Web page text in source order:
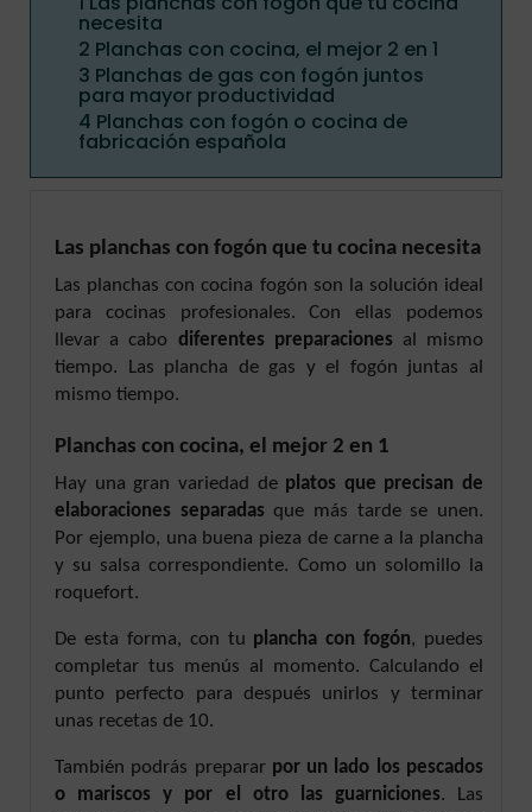
necesita
2 Planchas con cocina, el mejor 2 en 1
3 Planchas de gas con fogón juntos
para mayor productividad
4 Planchas con fogón o cocina de
fabricación española
Las planchas con fogón que tu cocina necesita
Las planchas con cocina fogón son la solución ideal
para cocinas profesionales. Con ellas podemos
llevar a cabo diferentes preparaciones al mismo
tiempo. Las plancha de gas y el fogón juntas al
mismo tiempo.
Planchas con cocina, el mejor 2 en 1
Hay una gran variedad de platos que precisan de
elaboraciones separadas que más tarde se unen.
Por ejemplo, una buena pieza de carne a la plancha
y su salsa correspondiente. Como un solomillo la
roquefort.
De esta forma, con tu plancha con fogón, puedes
completar tus menús al momento. Calculando el
punto perfecto para después unirlos y terminar
unas recetas de 10.
También podrás preparar por un lado los pescados
o mariscos y por el otro las guarniciones. Las